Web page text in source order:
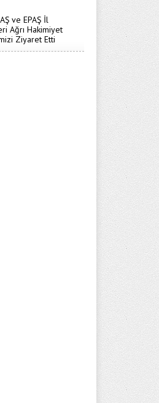
YAŞAM
ve EPAŞ İl
Ağrı Hakimiyet
Ziyaret Etti